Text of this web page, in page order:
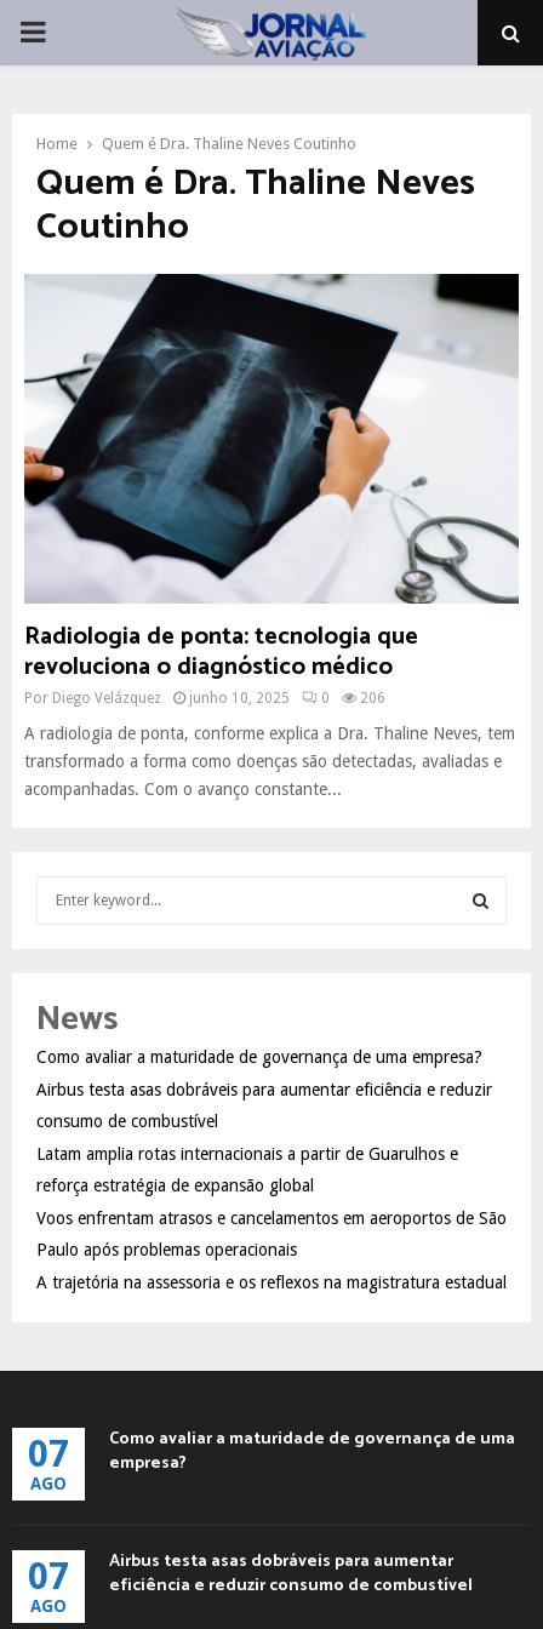
PRIMARY
Home Quem é Dra. Thaline Neves Coutinho
Quem é Dra. Thaline Neves
Coutinho
Radiologia de ponta: tecnologia que
revoluciona o diagnóstico médico
Por Diego Velázquez junho 10, 2025 0 206
A radiologia de ponta, conforme explica a Dra. Thaline Neves, tem
transformado a forma como doenças são detectadas, avaliadas e
acompanhadas. Com o avanço constante...
h
o
r
:
R
News
Como avaliar a maturidade de governança de uma empresa?
Airbus testa asas dobráveis para aumentar eficiência e reduzir
consumo de combustível
Latam amplia rotas internacionais a partir de Guarulhos e
reforça estratégia de expansão global
Voos enfrentam atrasos e cancelamentos em aeroportos de São
Paulo após problemas operacionais
A trajetória na assessoria e os reflexos na magistratura estadual
07
AGO
Como avaliar a maturidade de governança de uma
empresa?
07
AGO
Airbus testa asas dobráveis para aumentar
eficiência e reduzir consumo de combustível